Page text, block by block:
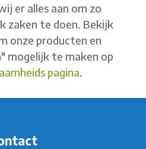
er alles aan om zo
zaken te doen. Bekijk
onze producten en
mogelijk te maken op
pagina.